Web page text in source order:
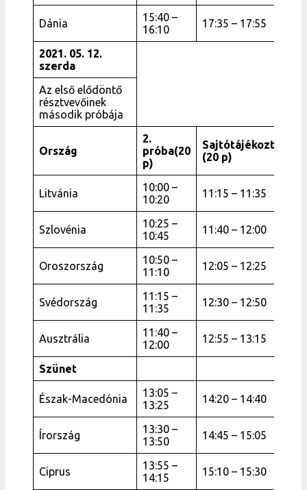
Dánia
15:40 –
16:10
17:35 – 17:55
2021. 05. 12.
szerda
Az első elődöntő
résztvevőinek
második próbája
Ország
2.
próba(20
p)
Sajtótájékoztató
(20 p)
Litvánia
10:00 –
10:20
11:15 – 11:35
Szlovénia
10:25 –
10:45
11:40 – 12:00
Oroszország
10:50 –
11:10
12:05 – 12:25
Svédország
11:15 –
11:35
12:30 – 12:50
Ausztrália
11:40 –
12:00
12:55 – 13:15
Szünet
Észak-Macedónia
13:05 –
13:25
14:20 – 14:40
Írország
13:30 –
13:50
14:45 – 15:05
Ciprus
13:55 –
14:15
15:10 – 15:30